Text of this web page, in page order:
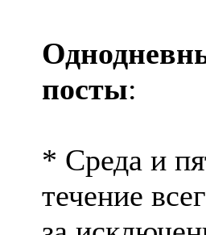
посты:
* Среда и
течение